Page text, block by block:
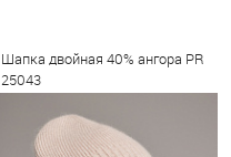
Шапка двойная 40% ангора PR
25043